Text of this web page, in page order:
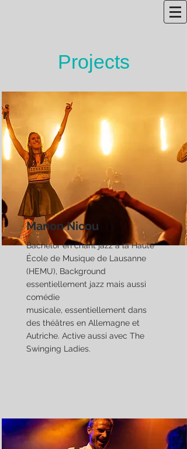
Projects
Manon Nicou
Bachelor en chant jazz à la Haute
École de Musique de Lausanne
(HEMU), Background
essentiellement jazz mais aussi
comédie
musicale, essentiellement dans
des théâtres en Allemagne et
Autriche. Active aussi avec The
Swinging Ladies.